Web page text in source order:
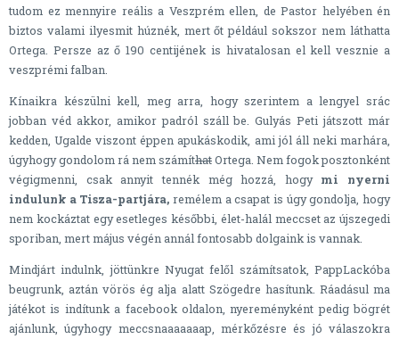
tudom ez mennyire reális a Veszprém ellen, de Pastor helyében én
biztos valami ilyesmit húznék, mert őt például sokszor nem láthatta
Ortega. Persze az ő 190 centijének is hivatalosan el kell vesznie a
veszprémi falban.
Kínaikra készülni kell, meg arra, hogy szerintem a lengyel srác
jobban véd akkor, amikor padról száll be. Gulyás Peti játszott már
kedden, Ugalde viszont éppen apukáskodik, ami jól áll neki marhára,
úgyhogy gondolom rá nem számíthatOrtega. Nem fogok posztonként
végigmenni, csak annyit tennék még hozzá, hogy mi nyerni
indulunk a Tisza-partjára, remélem a csapat is úgy gondolja, hogy
nem kockáztat egy esetleges későbbi, élet-halál meccset az újszegedi
sporiban, mert május végén annál fontosabb dolgaink is vannak.
Mindjárt indulnk, jöttünkre Nyugat felől számítsatok, PappLackóba
beugrunk, aztán vörös ég alja alatt Szögedre hasítunk. Ráadásul ma
játékot is indítunk a facebook oldalon, nyereményként pedig bögrét
ajánlunk, úgyhogy meccsnaaaaaaap, mérkőzésre és jó válaszokra